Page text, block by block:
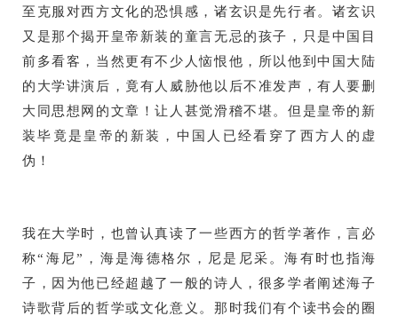
至克服对西方文化的恐惧感，诸玄识是先行者。诸玄识
又是那个揭开皇帝新装的童言无忌的孩子，只是中国目
前多看客，当然更有不少人恼恨他，所以他到中国大陆
的大学讲演后，竟有人威胁他以后不准发声，有人要删
大同思想网的文章！让人甚觉滑稽不堪。但是皇帝的新
装毕竟是皇帝的新装，中国人已经看穿了西方人的虚
伪！
我在大学时，也曾认真读了一些西方的哲学著作，言必
称“海尼”，海是海德格尔，尼是尼采。海有时也指海
子，因为他已经超越了一般的诗人，很多学者阐述海子
诗歌背后的哲学或文化意义。那时我们有个读书会的圈